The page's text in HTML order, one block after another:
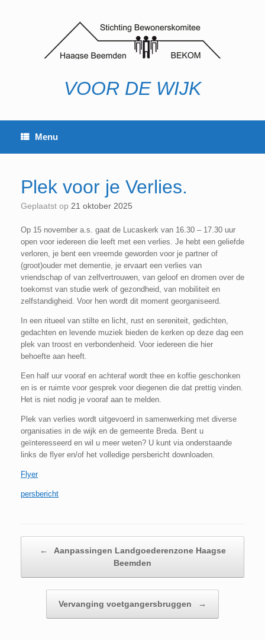
VOOR DE WIJK
Menu
Plek voor je Verlies.
Geplaatst op 21 oktober 2025
Op 15 november a.s. gaat de Lucaskerk van 16.30 – 17.30 uur
open voor iedereen die leeft met een verlies. Je hebt een geliefde
verloren, je bent een vreemde geworden voor je partner of
(groot)ouder met dementie, je ervaart een verlies van
vriendschap of van zelfvertrouwen, van geloof en dromen over de
toekomst van studie werk of gezondheid, van mobiliteit en
zelfstandigheid. Voor hen wordt dit moment georganiseerd.
In een ritueel van stilte en licht, rust en sereniteit, gedichten,
gedachten en levende muziek bieden de kerken op deze dag een
plek van troost en verbondenheid. Voor iedereen die hier
behoefte aan heeft.
Een half uur vooraf en achteraf wordt thee en koffie geschonken
en is er ruimte voor gesprek voor diegenen die dat prettig vinden.
Het is niet nodig je vooraf aan te melden.
Plek van verlies wordt uitgevoerd in samenwerking met diverse
organisaties in de wijk en de gemeente Breda. Bent u
geïnteresseerd en wil u meer weten? U kunt via onderstaande
links de flyer en/of het volledige persbericht downloaden.
Flyer
persbericht
←
Aanpassingen Landgoederenzone Haagse
Beemden
Vervanging voetgangersbruggen →